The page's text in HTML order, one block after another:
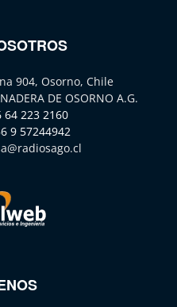
904, Osorno, Chile
DE OSORNO A.G.
64 223 2160
9 57244942